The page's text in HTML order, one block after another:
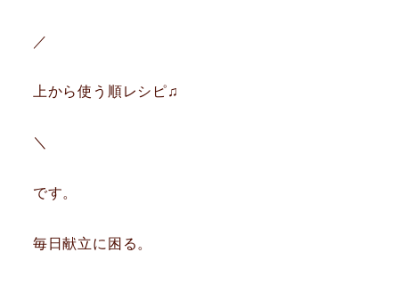
／
上から使う順レシピ♫
＼
です。
毎日献立に困る。